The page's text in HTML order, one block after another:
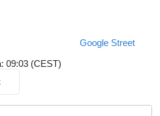
Google Street
09:03 (CEST)